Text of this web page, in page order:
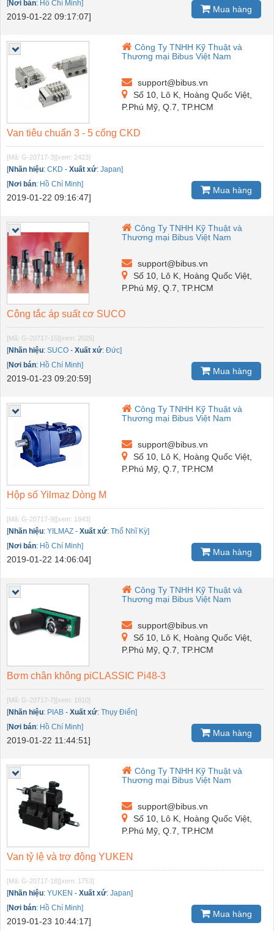
[Nơi bán: Hồ Chí Minh]
2019-01-22 09:17:07]
Mua hàng
Công Ty TNHH Kỹ Thuật và
Thương mại Bibus Việt Nam
support@bibus.vn
Số 10, Lô K, Hoàng Quốc Việt,
P.Phú Mỹ, Q.7, TP.HCM
Van tiêu chuẩn 3 - 5 cổng CKD
[Mã: G-20717-3][xem: 2423]
[Nhãn hiệu: CKD - Xuất xứ: Japan]
[Nơi bán: Hồ Chí Minh]
2019-01-22 09:16:47]
Mua hàng
Công Ty TNHH Kỹ Thuật và
Thương mại Bibus Việt Nam
support@bibus.vn
Số 10, Lô K, Hoàng Quốc Việt,
P.Phú Mỹ, Q.7, TP.HCM
Công tắc áp suất cơ SUCO
[Mã: G-20717-15][xem: 2025]
[Nhãn hiệu: SUCO - Xuất xứ: Đức]
[Nơi bán: Hồ Chí Minh]
2019-01-23 09:20:59]
Mua hàng
Công Ty TNHH Kỹ Thuật và
Thương mại Bibus Việt Nam
support@bibus.vn
Số 10, Lô K, Hoàng Quốc Việt,
P.Phú Mỹ, Q.7, TP.HCM
Hộp số Yilmaz Dòng M
[Mã: G-20717-9][xem: 1843]
[Nhãn hiệu: YILMAZ - Xuất xứ: Thổ Nhĩ Kỳ]
[Nơi bán: Hồ Chí Minh]
2019-01-22 14:06:04]
Mua hàng
Công Ty TNHH Kỹ Thuật và
Thương mại Bibus Việt Nam
support@bibus.vn
Số 10, Lô K, Hoàng Quốc Việt,
P.Phú Mỹ, Q.7, TP.HCM
Bơm chân không piCLASSIC Pi48-3
[Mã: G-20717-7][xem: 1810]
[Nhãn hiệu: PIAB - Xuất xứ: Thụy Điển]
[Nơi bán: Hồ Chí Minh]
2019-01-22 11:44:51]
Mua hàng
Công Ty TNHH Kỹ Thuật và
Thương mại Bibus Việt Nam
support@bibus.vn
Số 10, Lô K, Hoàng Quốc Việt,
P.Phú Mỹ, Q.7, TP.HCM
Van tỷ lệ và trợ động YUKEN
[Mã: G-20717-18][xem: 1753]
[Nhãn hiệu: YUKEN - Xuất xứ: Japan]
[Nơi bán: Hồ Chí Minh]
2019-01-23 10:44:17]
Mua hàng